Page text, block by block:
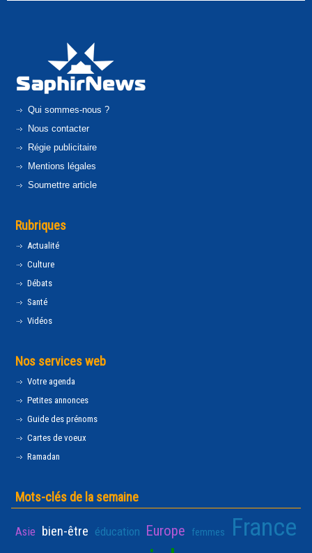
Qui sommes-nous ?
Nous contacter
Régie publicitaire
Mentions légales
Soumettre article
Rubriques
Actualité
Culture
Débats
Santé
Vidéos
Nos services web
Votre agenda
Petites annonces
Guide des prénoms
Cartes de voeux
Ramadan
Mots-clés de la semaine
Asie bien-être éducation Europe femmes France